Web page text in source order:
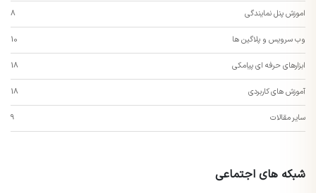
اموزش پنل نمایندگی 8
وب سرویس و پلاگین ها 10
ابزارهای حرفه ای پیامکی 18
آموزش های کاربردی 18
سایر مقالات 9
شبکه های اجتماعی